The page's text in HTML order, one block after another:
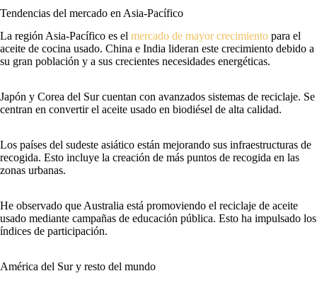
Tendencias del mercado en Asia-Pacífico
La región Asia-Pacífico es el mercado de mayor crecimiento para el
aceite de cocina usado. China e India lideran este crecimiento debido a
su gran población y a sus crecientes necesidades energéticas.
Japón y Corea del Sur cuentan con avanzados sistemas de reciclaje. Se
centran en convertir el aceite usado en biodiésel de alta calidad.
Los países del sudeste asiático están mejorando sus infraestructuras de
recogida. Esto incluye la creación de más puntos de recogida en las
zonas urbanas.
He observado que Australia está promoviendo el reciclaje de aceite
usado mediante campañas de educación pública. Esto ha impulsado los
índices de participación.
América del Sur y resto del mundo